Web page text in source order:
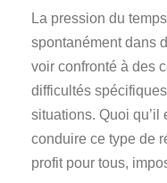
La pression du
spontanément dans
voir confronté à des
difficultés
situations. Quoi qu’il
conduire ce type de
profit pour tous,